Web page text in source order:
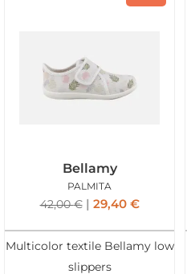
Bellamy
PALMITA
42,00€ 29,40 €
Multicolor textile Bellamy low
slippers